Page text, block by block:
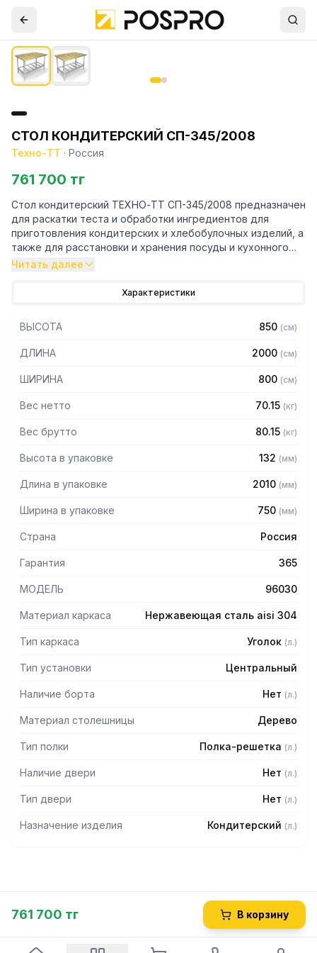
СТОЛ КОНДИТЕРСКИЙ СП-345/2008
Техно-ТТ · Россия
761 700 тг
Стол кондитерский ТЕХНО-ТТ СП-345/2008 предназначен
для раскатки теста и обработки ингредиентов для
приготовления кондитерских и хлебобулочных изделий, а
также для расстановки и хранения посуды и кухонного
инвентаря на предприятиях общественного питания и
— Столешница: бук (толщина 40 мм)
— Каркас разборный из уголка 40х40 мм нержавеющей
стали AISI 304 толщиной 2 мм
— Полка-решетка из нержавеющей стали марки AISI 430
— Регулируемые опоры
Читать далее
Характеристики
ВЫСОТА 850 (см)
ДЛИНА 2000 (см)
ШИРИНА 800 (см)
Вес нетто 70.15 (кг)
Вес брутто 80.15 (кг)
Высота в упаковке 132 (мм)
Длина в упаковке 2010 (мм)
Ширина в упаковке 750 (мм)
Страна Россия
Гарантия 365
МОДЕЛЬ 96030
Материал каркаса Нержавеющая сталь aisi 304
Тип каркаса Уголок (л.)
Тип установки Центральный
Наличие борта Нет (л.)
Материал столешницы Дерево
Тип полки Полка-решетка (л.)
Наличие двери Нет (л.)
Тип двери Нет (л.)
Назначение изделия Кондитерский (л.)
761 700 тг В корзину